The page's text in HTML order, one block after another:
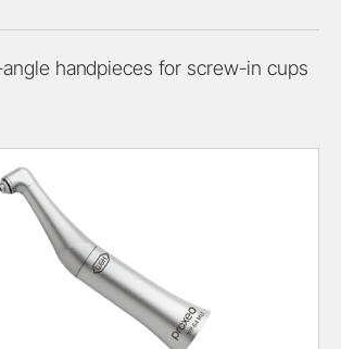
handpieces for screw-in cups